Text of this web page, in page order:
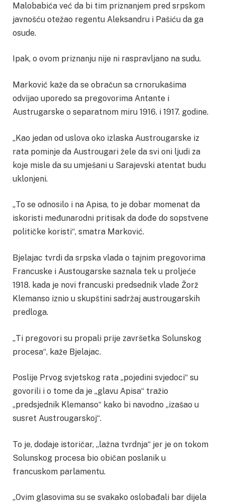
Malobabića već da bi tim priznanjem pred srpskom
javnošću otežao regentu Aleksandru i Pašiću da ga
osude.
Ipak, o ovom priznanju nije ni raspravljano na sudu.
Marković kaže da se obračun sa crnorukašima
odvijao uporedo sa pregovorima Antante i
Austrugarske o separatnom miru 1916. i 1917. godine.
„Kao jedan od uslova oko izlaska Austrougarske iz
rata pominje da Austrougari žele da svi oni ljudi za
koje misle da su umješani u Sarajevski atentat budu
uklonjeni.
„To se odnosilo i na Apisa, to je dobar momenat da
iskoristi međunarodni pritisak da dođe do sopstvene
političke koristi“, smatra Marković.
Bjelajac tvrdi da srpska vlada o tajnim pregovorima
Francuske i Austougarske saznala tek u proljeće
1918. kada je novi francuski predsednik vlade Žorž
Klemanso iznio u skupštini sadržaj austrougarskih
predloga.
„Ti pregovori su propali prije završetka Solunskog
procesa“, kaže Bjelajac.
Poslije Prvog svjetskog rata „pojedini svjedoci“ su
govorili i o tome da je „glavu Apisa“ tražio
„predsjednik Klemanso“ kako bi navodno „izašao u
susret Austrougarskoj“.
To je, dodaje istoričar, „lažna tvrdnja“ jer je on tokom
Solunskog procesa bio običan poslanik u
francuskom parlamentu.
„Ovim glasovima su se svakako oslobađali bar dijela